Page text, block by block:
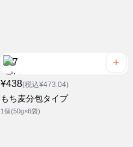
¥438(税込¥473.04)
もち麦分包タイプ
1個(50g×6袋)